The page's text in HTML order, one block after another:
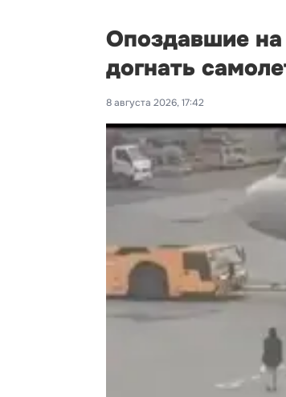
Опоздавшие
догнать
8 августа 2026, 17:42